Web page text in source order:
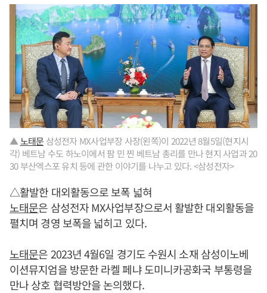
▲노태문 삼성전자 MX사업부장 사장(왼쪽)이 2022년 8월5일(현지시
각) 베트남 수도 하노이에서 팜 민 찐 베트남 총리를 만나 현지 사업과 20
30 부산엑스포 유치 등에 관한 이야기를 나누고 있다. <삼성전자>
△활발한 대외활동으로 보폭 넓혀
노태문은 삼성전자 MX사업부장으로서 활발한 대외활동을
펼치며 경영 보폭을 넓히고 있다.
노태문은 2023년 4월6일 경기도 수원시 소재 삼성이노베
이션뮤지엄을 방문한 라켈 페냐 도미니카공화국 부통령을
만나 상호 협력방안을 논의했다.